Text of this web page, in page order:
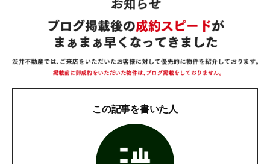
この記事を書いた人